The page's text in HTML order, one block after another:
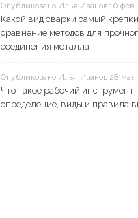
Опубликовано Илья Иванов 10 фев
Какой вид сварки самый
сравнение методов для
соединения металла
Опубликовано Илья Иванов 28 мая
Что такое рабочий инструмент:
определение, виды и правила